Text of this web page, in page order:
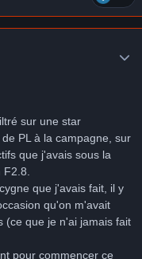
sur une star
PL à la campagne, sur
que j'avais sous la
F2.8.
que j'avais fait, il y
qu'on m'avait
(ce que je n'ai jamais fait
pour commencer ce